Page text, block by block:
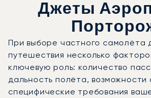
Джеты
При выборе частного самолёта
путешествия несколько
ключевую роль: количество
дальность полёта,
специфические требования